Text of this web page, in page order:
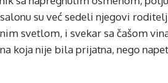
salonu su već sedeli njegovi
svetlom, i svekar sa čašom
koja nije bila prijatna, nego